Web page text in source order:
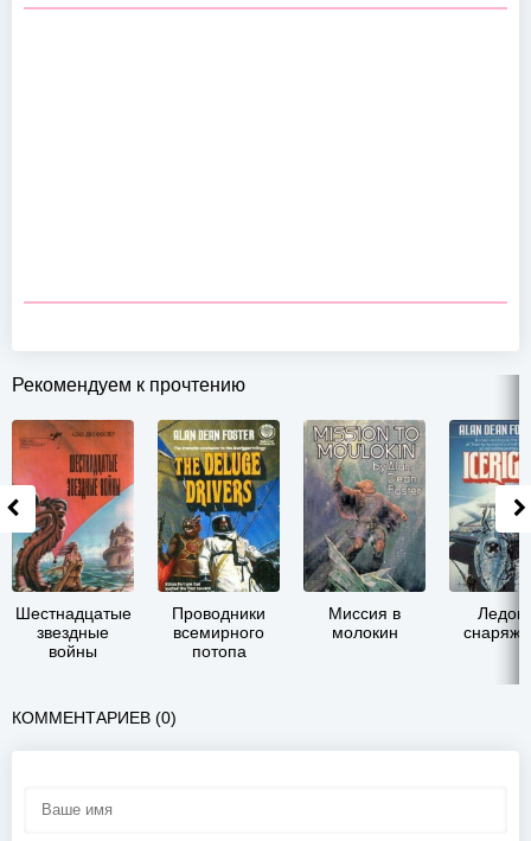
Рекомендуем к прочтению
Шестнадцатые
звездные
войны
Проводники
всемирного
потопа
Миссия в
молокин
КОММЕНТАРИЕВ (0)